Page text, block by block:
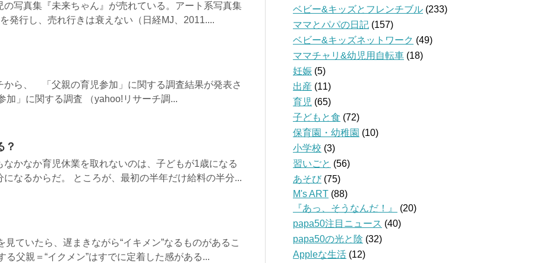
の写真集『未来ちゃん』が売れている。アート系写真集
発行し、売れ行きは衰えない（日経MJ、2011....
から、 「父親の育児参加」に関する調査結果が発表さ
加」に関する調査 （yahoo!リサーチ調...
？
なかなか育児休業を取れないのは、子どもが1歳になる
になるからだ。 ところが、最初の半年だけ給料の半分...
ていたら、遅まきながら“イキメン”なるものがあるこ
る父親＝“イクメン”はすでに定着した感がある...
ベビー&キッズとフレンチブル (233)
ママとパパの日記 (157)
ベビー&キッズネットワーク (49)
ママチャリ&幼児用自転車 (18)
妊娠 (5)
出産 (11)
育児 (65)
子どもと食 (72)
保育園・幼稚園 (10)
小学校 (3)
習いごと (56)
あそび(75)
M's ART (88)
『あっ、そうなんだ！』
(20)
papa50注目ニュース (40)
papa50の光と陰 (32)
Appleな生活 (12)